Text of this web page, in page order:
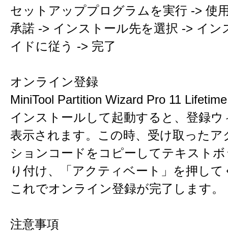
セットアッププログラムを実行 -> 使
承諾 -> インストール先を選択 -> イン
イドに従う -> 完了
オンライン登録
MiniTool Partition Wizard Pro 11
インストールして起動すると、登録
表示されます。この時、受け取ったア
ションコードをコピーしてテキスト
り付け、「アクティベート」を押し
これでオンライン登録が完了します。
注意事項